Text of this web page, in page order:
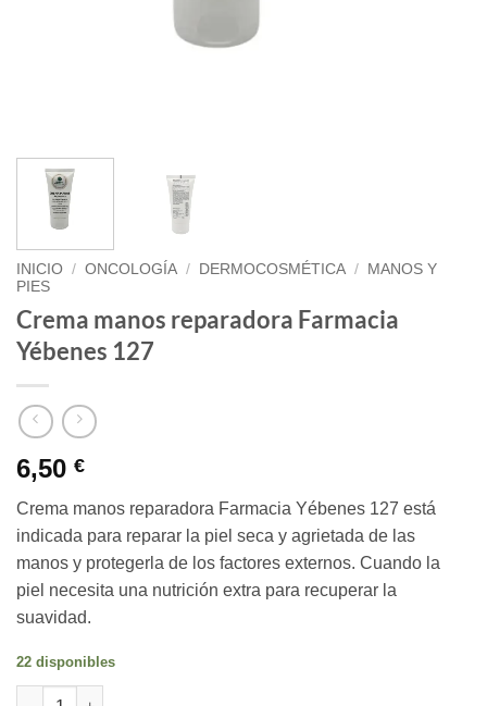
INICIO / ONCOLOGÍA / DERMOCOSMÉTICA /
MANOS Y
PIES
Crema manos reparadora Farmacia
Yébenes 127
6,50 €
Crema manos reparadora Farmacia Yébenes 127 está
indicada para reparar la piel seca y agrietada de las
manos y protegerla de los factores externos. Cuando la
piel necesita una nutrición extra para recuperar la
suavidad.
22 disponibles
Crema manos reparadora Farmacia Yébenes 127 cantidad